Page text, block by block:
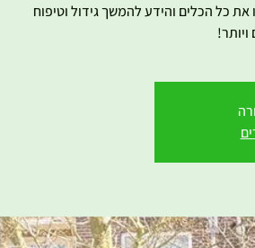
את כל הכלים והידע להמשך גידול וטיפוח